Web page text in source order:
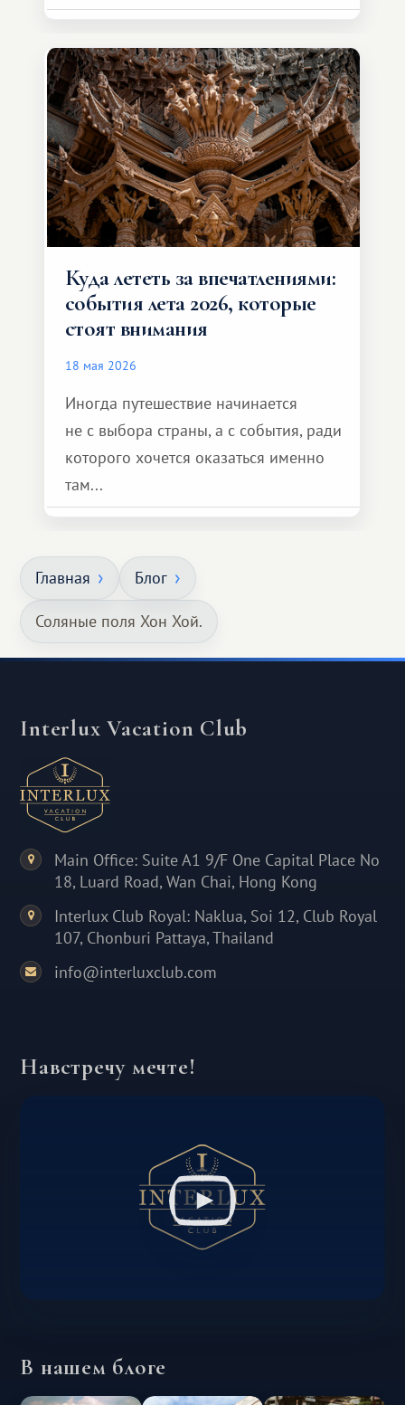
возможности обменной системы
значительно шире. Среди них есть
и Африка — континент, который
способен подарить совершенно иной
формат путешествия.
Куда лететь за впечатлениями:
события лета 2026, которые
стоят внимания
18 мая 2026
Иногда путешествие начинается
не с выбора страны, а с события, ради
которого хочется оказаться именно
там...
Главная Блог
Соляные поля Хон Хой.
Interlux Vacation Club
Main Office: Suite A1 9/F One Capital Place No
18, Luard Road, Wan Chai, Hong Kong
Interlux Club Royal: Naklua, Soi 12, Club Royal
107, Chonburi Pattaya, Thailand
info@interluxclub.com
Навстречу мечте!
В нашем блоге